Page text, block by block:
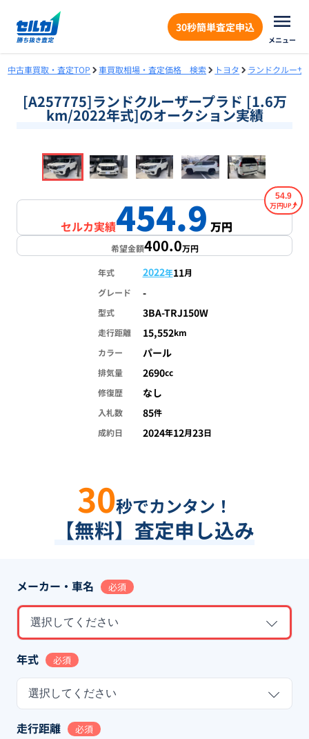
30秒簡単査定申込
メニュー
中古車買取・査定TOP 車買取相場・査定価格 検索 トヨタ ランドクルーザ
[A257775]ランドクルーザープラド [1.6万
km/2022年式]のオークション実績
1/18
セルカ実績454.9万円
54.9
万円
希望金額400.0万円
年式 2022年11月
グレード
-
型式 3BA-TRJ150W
走行距離 15,552km
カラー
パール
排気量 2690cc
修復歴
なし
入札数 85件
成約日
2024年12月23日
30秒でカンタン！
【無料】査定申し込み
メーカー・車名 必須
選択してください
年式 必須
選択してください
走行距離 必須